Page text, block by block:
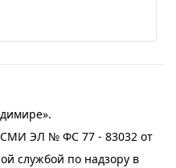
СМИ ЭЛ № ФС 77 - 83032 от
службой по надзору в